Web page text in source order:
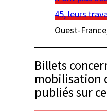
45, leurs
Ouest-France
Billets
mobilisation
publiés sur